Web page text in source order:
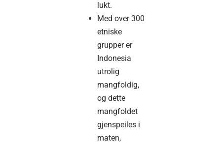
lukt.
Med over 300
etniske
grupper er
Indonesia
utrolig
mangfoldig,
og dette
mangfoldet
gjenspeiles i
maten,